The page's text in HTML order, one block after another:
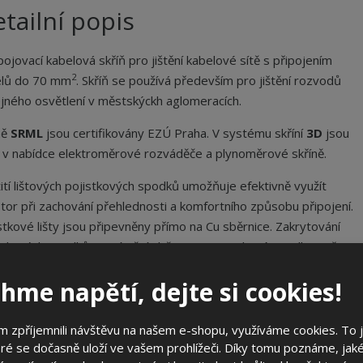
napětí, dejte si cookies!
zpříjemnili návštěvu na našem e-shopu, využíváme cookies. To
se dočasně uloží ve vašem prohlížeči. Díky tomu poznáme,
popis
kabelová skříň pro jištění kabelové sítě s připojením
do 70 mm2. Skříň se používá především pro jištění rozvodů
osvětlení v městskýckh aglomeracích.
SRML jsou certifikovány EZÚ Praha. V systému skříní 3D jsou
nabídce elektroměrové rozváděče a plynoměrové skříně.
lištových pojistkových spodků umožňuje efektivně využít
při zachování přehlednosti a komfortního způsobu připojení.
lišty jsou připevněny přímo na Cu sběrnice. Zakrytování
spodků a umístění sběrnic za pojistkové spodky snižuje
body
systém rozvaděčů3D